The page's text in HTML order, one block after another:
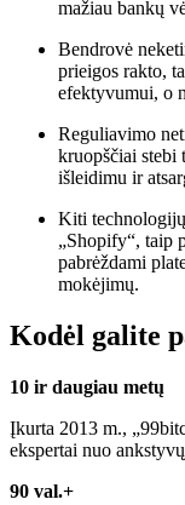
mažiau bankų
Bendrovė
prieigos rakto,
efektyvumui, o
Reguliavimo
kruopščiai stebi
išleidimu ir
Kiti
„Shopify“, taip
pabrėždami
mokėjimų.
Kodėl galite
10 ir daugiau metų
Įkurta 2013 m.,
ekspertai nuo
90 val.+